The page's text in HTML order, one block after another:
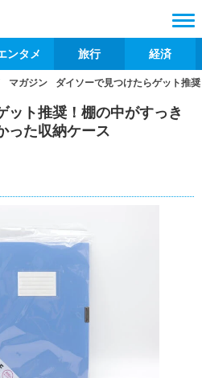
ンタメ 旅行 経済
マガジン ダイソーで見つけたらゲット推
ット推奨！棚の中がすっき
った収納ケース